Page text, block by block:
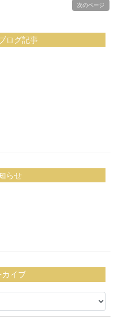
次のページ
ログ記事
らせ
カイブ